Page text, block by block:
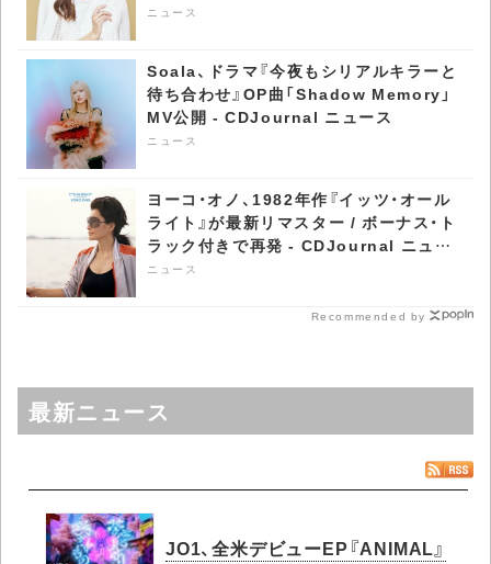
ニュース
Soala、ドラマ『今夜もシリアルキラーと
待ち合わせ』OP曲「Shadow Memory」
MV公開 - CDJournal ニュース
ニュース
ヨーコ・オノ、1982年作『イッツ・オール
ライト』が最新リマスター / ボーナス・ト
ラック付きで再発 - CDJournal ニュー
ス
ニュース
Recommended by
最新ニュース
JO1、全米デビューEP『ANIMAL』